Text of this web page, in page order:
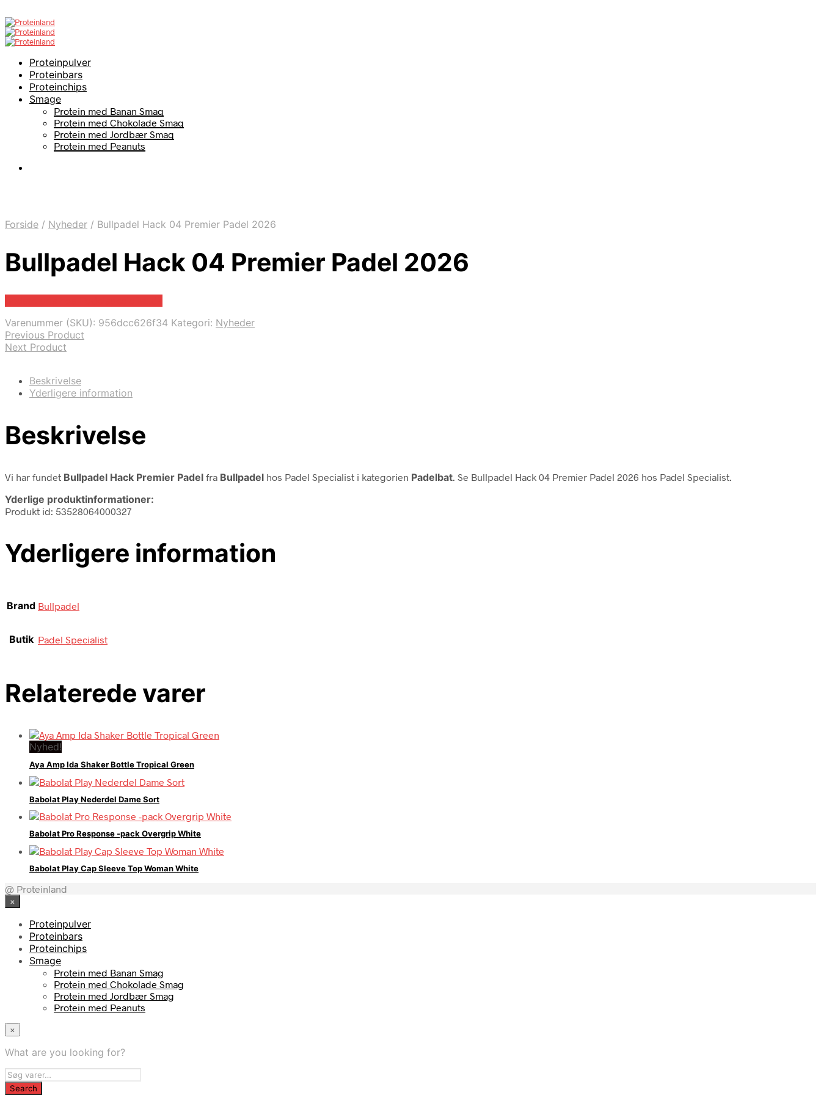
Proteinpulver
Proteinbars
Proteinchips
Smage
Protein med Banan Smag
Protein med Chokolade Smag
Protein med Jordbær Smag
Protein med Peanuts
Forside / Nyheder / Bullpadel Hack 04 Premier Padel 2026
Bullpadel Hack 04 Premier Padel 2026
Varenummer (SKU): 956dcc626f34 Kategori: Nyheder
Previous Product
Next Product
Beskrivelse
Yderligere information
Beskrivelse
Vi har fundet Bullpadel Hack Premier Padel fra Bullpadel hos Padel Specialist i kategorien Padelbat . Se Bullpadel Hack 04 Premier Padel 2026 hos Padel Specialist.
Yderlige produktinformationer:
Produkt id: 53528064000327
Yderligere information
Brand Bullpadel
Butik Padel Specialist
Relaterede varer
Nyhed!
Aya Amp Ida Shaker Bottle Tropical Green
Babolat Play Nederdel Dame Sort
Babolat Pro Response -pack Overgrip White
Babolat Play Cap Sleeve Top Woman White
@ Proteinland
×
Proteinpulver
Proteinbars
Proteinchips
Smage
Protein med Banan Smag
Protein med Chokolade Smag
Protein med Jordbær Smag
Protein med Peanuts
×
What are you looking for?